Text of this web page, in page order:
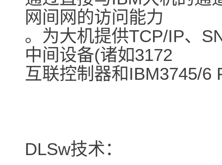
网间网的访问能力
。为大机提供TCP/IP、
中间设备(诸如3172
互联控制器和IBM3745/6
DLSw技术：